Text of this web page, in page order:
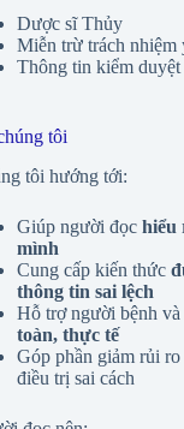
Dược sĩ Thủy
Miễn trừ trách nhiệm
Thông tin kiểm duyệt
tôi
tôi hướng tới:
Giúp người đọc hiểu
mình
Cung cấp kiến thức
thông tin sai lệch
Hỗ trợ người bệnh và
toàn, thực tế
Góp phần giảm rủi
điều trị sai cách